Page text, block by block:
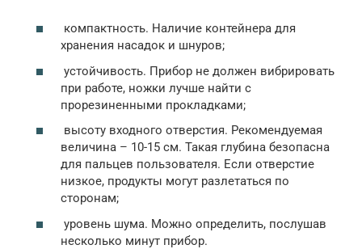
компактность. Наличие контейнера для
хранения насадок и шнуров;
устойчивость. Прибор не должен вибрировать
при работе, ножки лучше найти с
прорезиненными прокладками;
высоту входного отверстия. Рекомендуемая
величина – 10-15 см. Такая глубина безопасна
для пальцев пользователя. Если отверстие
низкое, продукты могут разлетаться по
сторонам;
уровень шума. Можно определить, послушав
несколько минут прибор.